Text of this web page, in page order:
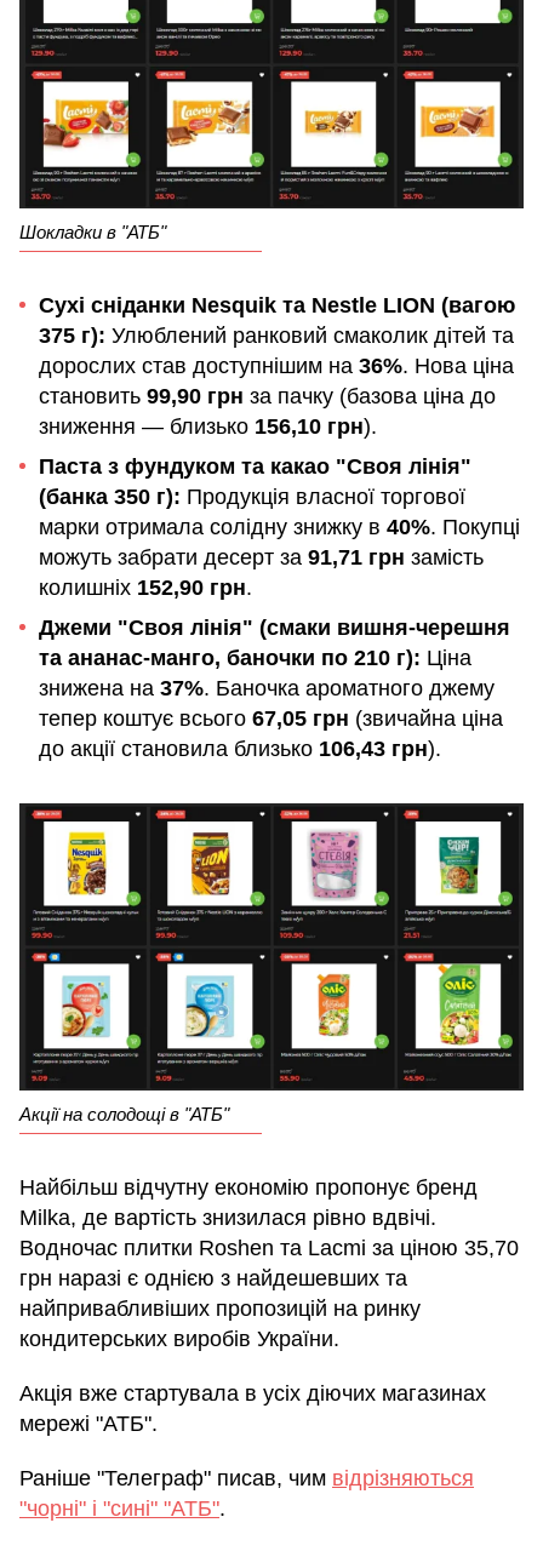
Шокладки в "АТБ"
Сухі сніданки Nesquik та Nestle LION (вагою
375 г): Улюблений ранковий смаколик дітей та
дорослих став доступнішим на 36%. Нова ціна
становить 99,90 грн за пачку (базова ціна до
зниження — близько 156,10 грн).
Паста з фундуком та какао "Своя лінія"
(банка 350 г): Продукція власної торгової
марки отримала солідну знижку в 40%. Покупці
можуть забрати десерт за 91,71 грн замість
колишніх 152,90 грн.
Джеми "Своя лінія" (смаки вишня-черешня
та ананас-манго, баночки по 210 г): Ціна
знижена на 37%. Баночка ароматного джему
тепер коштує всього 67,05 грн (звичайна ціна
до акції становила близько 106,43 грн).
Акції на солодощі в "АТБ"
Найбільш відчутну економію пропонує бренд
Milka, де вартість знизилася рівно вдвічі.
Водночас плитки Roshen та Lacmi за ціною 35,70
грн наразі є однією з найдешевших та
найпривабливіших пропозицій на ринку
кондитерських виробів України.
Акція вже стартувала в усіх діючих магазинах
мережі "АТБ".
Раніше "Телеграф" писав, чим відрізняються
"чорні" і "сині" "АТБ".